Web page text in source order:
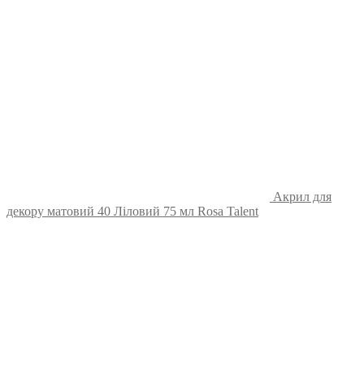
Акрил для
декору матовий 40 Ліловий 75 мл Rosa Talent